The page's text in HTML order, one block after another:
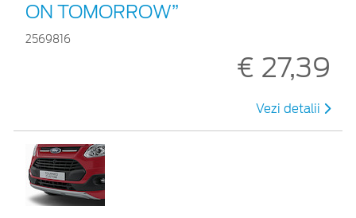
ON TOMORROW”
2569816
€ 27,39
Vezi detalii